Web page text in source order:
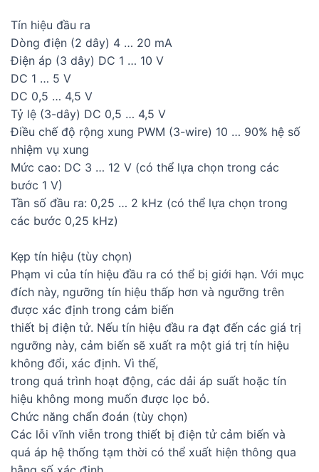
Tín hiệu đầu ra
Dòng điện (2 dây) 4 … 20 mA
Điện áp (3 dây) DC 1 … 10 V
DC 1 … 5 V
DC 0,5 … 4,5 V
Tỷ lệ (3-dây) DC 0,5 … 4,5 V
Điều chế độ rộng xung PWM (3-wire) 10 … 90% hệ số
nhiệm vụ xung
Mức cao: DC 3 … 12 V (có thể lựa chọn trong các
bước 1 V)
Tần số đầu ra: 0,25 … 2 kHz (có thể lựa chọn trong
các bước 0,25 kHz)
Kẹp tín hiệu (tùy chọn)
Phạm vi của tín hiệu đầu ra có thể bị giới hạn. Với mục
đích này, ngưỡng tín hiệu thấp hơn và ngưỡng trên
được xác định trong cảm biến
thiết bị điện tử. Nếu tín hiệu đầu ra đạt đến các giá trị
ngưỡng này, cảm biến sẽ xuất ra một giá trị tín hiệu
không đổi, xác định. Vì thế,
trong quá trình hoạt động, các dải áp suất hoặc tín
hiệu không mong muốn được lọc bỏ.
Chức năng chẩn đoán (tùy chọn)
Các lỗi vĩnh viễn trong thiết bị điện tử cảm biến và
quá áp hệ thống tạm thời có thể xuất hiện thông qua